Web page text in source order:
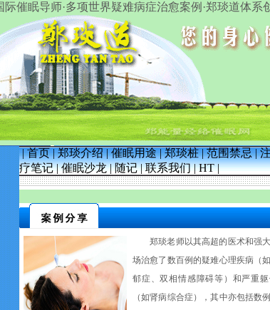
催眠导师·多项世界疑难病症治愈案例·郑琰道体系
郑能量经络催眠网
|首页|郑琰介绍|催眠用途|郑琰桩|范围禁忌|
疗笔记|催眠沙龙|随记|联系我们|HT|
郑琰老师以其高超的医术和强
场治愈了数百例的疑难心理疾病（
郁症、双相情感障碍等）和严重
（如肾病综合症），其中亦包括数